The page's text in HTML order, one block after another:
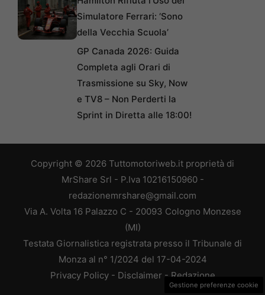
Simulatore Ferrari: ‘Sono
della Vecchia Scuola’
GP Canada 2026: Guida
Completa agli Orari di
Trasmissione su Sky, Now
e TV8 – Non Perderti la
Sprint in Diretta alle 18:00!
Copyright © 2026 Tuttomotoriweb.it proprietà di
MrShare Srl - P.Iva 10216150960 -
redazionemrshare@gmail.com
Via A. Volta 16 Palazzo C - 20093 Cologno Monzese
(MI)
Testata Giornalistica registrata presso il Tribunale di
Monza al n° 1/2024 del 17-04-2024
Privacy Policy- Disclaimer - Redazione
Gestione preferenze cookie